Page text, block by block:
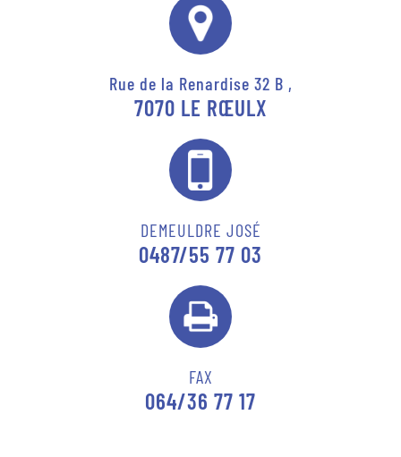
Rue de la Renardise 32 B ,
7070 LE RŒULX
DEMEULDRE JOSÉ
0487/55 77 03
FAX
064/36 77 17